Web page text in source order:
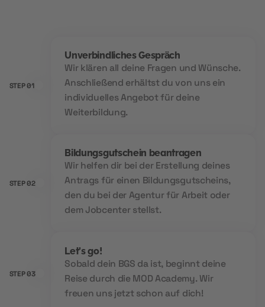
STEP 01
Unverbindliches Gespräch
Wir klären all deine Fragen und Wünsche.
Anschließend erhältst du von uns ein
individuelles Angebot für deine
Weiterbildung.
STEP 02
Bildungsgutschein beantragen
Wir helfen dir bei der Erstellung deines
Antrags für einen Bildungsgutscheins,
den du bei der Agentur für Arbeit oder
dem Jobcenter stellst.
STEP 03
Let's go!
Sobald dein BGS da ist, beginnt deine
Reise durch die MOD Academy. Wir
freuen uns jetzt schon auf dich!